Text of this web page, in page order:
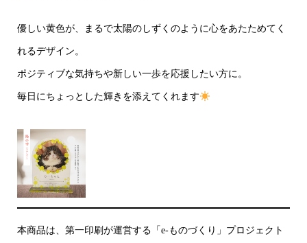
優しい黄色が、まるで太陽のしずくのように心をあたためてく
れるデザイン。
ポジティブな気持ちや新しい一歩を応援したい方に。
毎日にちょっとした輝きを添えてくれます
本商品は、第一印刷が運営する「e-ものづくり」プロジェクト